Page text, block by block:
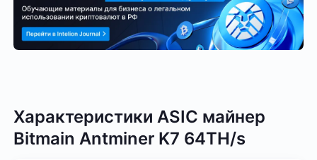
Характеристики ASIC майнер
Bitmain Antminer K7 64TH/s